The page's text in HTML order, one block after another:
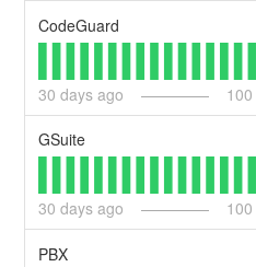
CodeGuard
30 days ago 100
GSuite
30 days ago 100
PBX